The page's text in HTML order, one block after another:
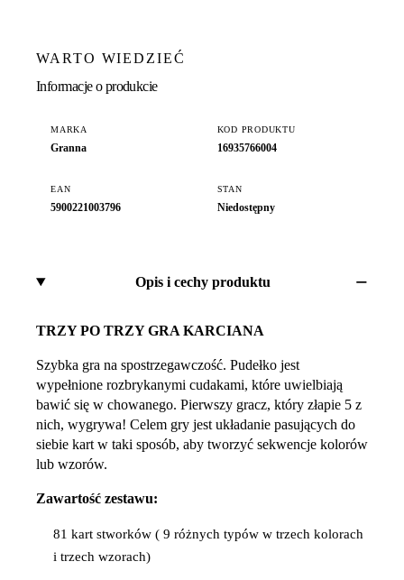
WARTO WIEDZIEĆ
Informacje o produkcie
MARKA
Granna
KOD PRODUKTU
16935766004
EAN
5900221003796
STAN
Niedostępny
Opis i cechy produktu
TRZY PO TRZY GRA KARCIANA
Szybka gra na spostrzegawczość. Pudełko jest
wypełnione rozbrykanymi cudakami, które uwielbiają
bawić się w chowanego. Pierwszy gracz, który złapie 5 z
nich, wygrywa! Celem gry jest układanie pasujących do
siebie kart w taki sposób, aby tworzyć sekwencje kolorów
lub wzorów.
Zawartość zestawu:
81 kart stworków ( 9 różnych typów w trzech kolorach
i trzech wzorach)